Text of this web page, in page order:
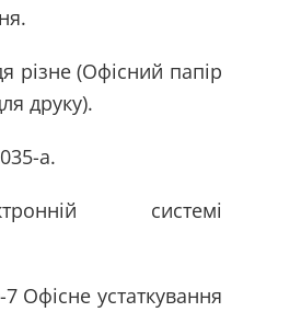
різне (Офісний папір
друку).
a.
системі
Офісне устаткування